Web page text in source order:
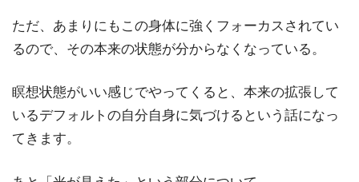
ただ、あまりにもこの身体に強くフォーカスされてい
るので、その本来の状態が分からなくなっている。
瞑想状態がいい感じでやってくると、本来の拡張して
いるデフォルトの自分自身に気づけるという話になっ
てきます。